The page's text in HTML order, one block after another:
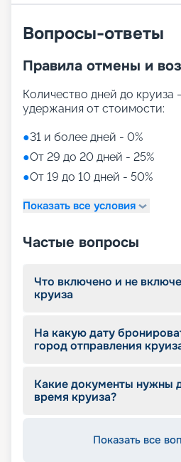
на сайте нашего сервиса
дополнительных вопросов
помогут отправиться в
бронирования можно
интересные путевки.
Вопросы-ответы
Правила отмены и
Количество дней до круиза
удержания от стоимости:
●31 и более дней - 0%
●От 29 до 20 дней - 25%
●От 19 до 10 дней - 50%
Показать все условия
Частые вопросы
Что включено и не
круиза
На какую дату
город отправления
Какие документы нужны
время круиза?
Показать все